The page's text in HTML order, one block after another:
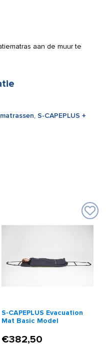
aan de muur te
, S-CAPEPLUS +
S-CAPEPLUS Evacuation
Mat Basic Model
€382,50